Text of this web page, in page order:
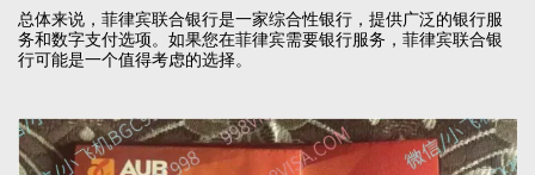
总体来说，菲律宾联合银行是一家综合性银行，提供广泛的银行服
务和数字支付选项。如果您在菲律宾需要银行服务，菲律宾联合银
行可能是一个值得考虑的选择。